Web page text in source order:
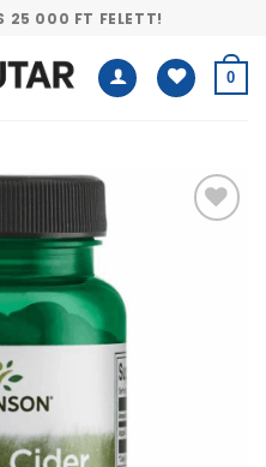
25 000 FT FELETT!
0
Kívánságlistához